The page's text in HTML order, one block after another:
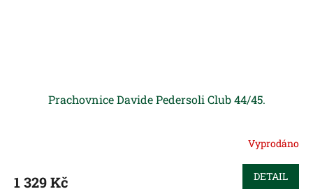
Prachovnice Davide Pedersoli Club 44/45.
Vyprodáno
1 329 Kč DETAIL